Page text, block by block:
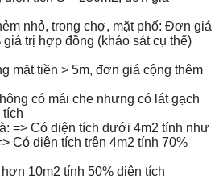
nhỏ, trong chợ, mặt phố: Đơn giá
giá trị hợp đồng (khảo sát cụ thể)
mặt tiền > 5m, đơn giá cộng thêm
có mái che nhưng có lát gạch
tích
=> Có diện tích dưới 4m2 tính như
Có diện tích trên 4m2 tính 70%
10m2 tính 50% diện tích